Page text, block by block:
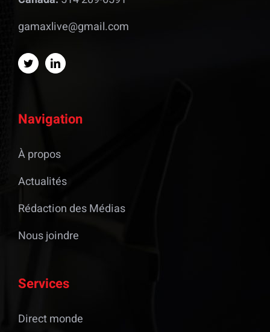
gamaxlive@gmail.com
Navigation
À propos
Actualités
Rédaction des Médias
Nous joindre
Services
Direct monde